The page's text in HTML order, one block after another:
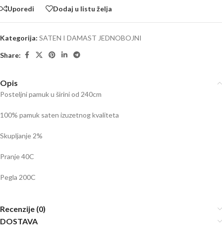
Uporedi Dodaj u listu želja
Kategorija: SATEN I DAMAST JEDNOBOJNI
Share:
Opis
Posteljni pamuk u širini od 240cm
100% pamuk saten izuzetnog kvaliteta
Skupljanje 2%
Pranje 40C
Pegla 200C
Recenzije (0)
DOSTAVA